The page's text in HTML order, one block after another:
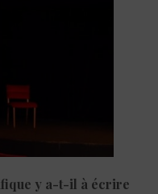
y a-t-il à écrire